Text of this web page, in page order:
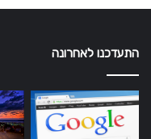
התעדכנו לאחרונה